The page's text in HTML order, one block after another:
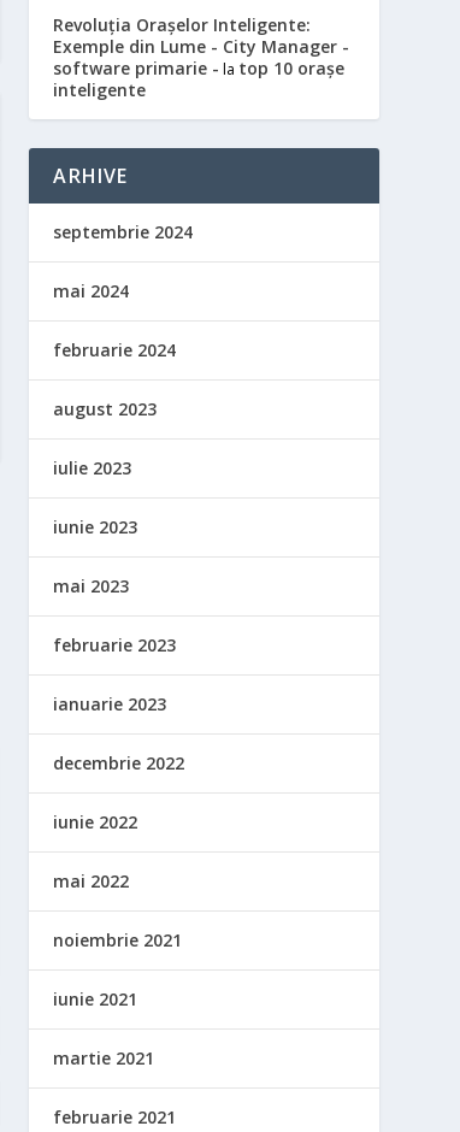
Revoluția Orașelor Inteligente:
Exemple din Lume - City Manager -
software primarie - la top 10 orașe
inteligente
ARHIVE
septembrie 2024
mai 2024
februarie 2024
august 2023
iulie 2023
iunie 2023
mai 2023
februarie 2023
ianuarie 2023
decembrie 2022
iunie 2022
mai 2022
noiembrie 2021
iunie 2021
martie 2021
februarie 2021